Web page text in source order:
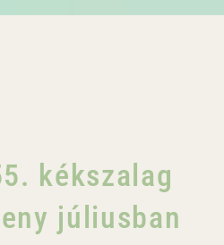
kékszalag
júliusban